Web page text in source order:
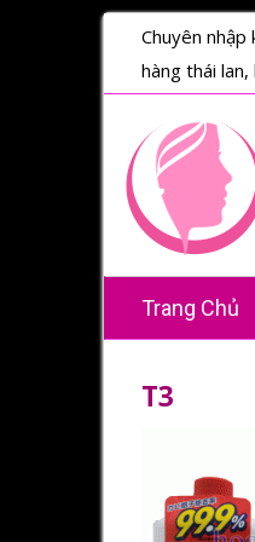
Chuyên
hàng thái lan,
Trang Chủ
T3